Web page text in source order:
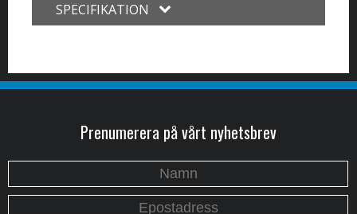
SPECIFIKATION
Prenumerera på vårt nyhetsbrev